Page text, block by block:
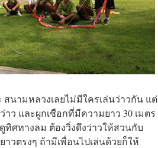
นามหลวงเลยไม่มีใครเล่นว่าวกัน แต่
และผูกเชือกที่มีความยาว 30 เมตร
ศทางลม ต้องวิ่งดึงว่าวให้สวนกับ
วตรงๆ ถ้ามีเพื่อนไปเล่นด้วยก็ให้